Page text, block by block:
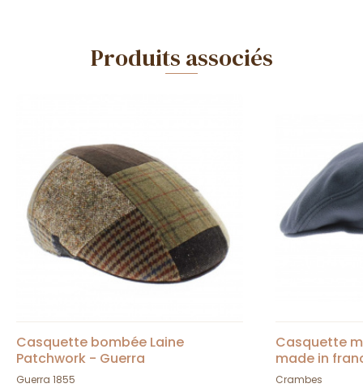
Produits associés
Casquette bombée Laine
Patchwork - Guerra
Guerra 1855
Casquette
made in
Crambes